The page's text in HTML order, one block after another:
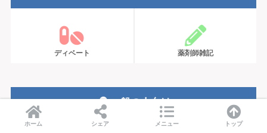
ディベート 薬剤師雑記
一般の人向け
ホーム シェア メニュー トップ